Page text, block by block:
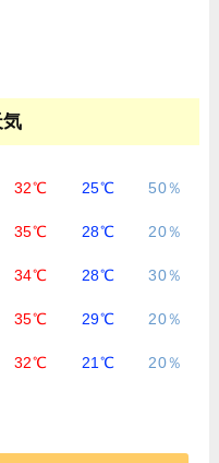
32℃ 25℃ 50％
35℃ 28℃ 20％
34℃ 28℃ 30％
35℃ 29℃ 20％
32℃ 21℃ 20％